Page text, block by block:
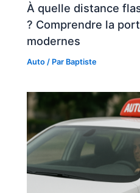
À quelle distance
? Comprendre la
modernes
Auto / Par Baptiste